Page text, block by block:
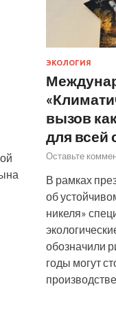
ЭКОЛОГИЯ
вызов
для всей
Оставьте
В рамках
об
никеля»
обозначили
годы могут